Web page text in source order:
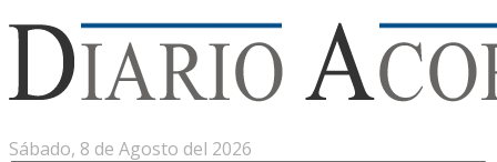
Sábado, 8 de Agosto del 2026